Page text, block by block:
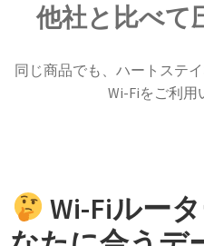
他社と比べて
同じ商品でも、ハートステ
Wi-Fiをご利用
Wi-Fiルー